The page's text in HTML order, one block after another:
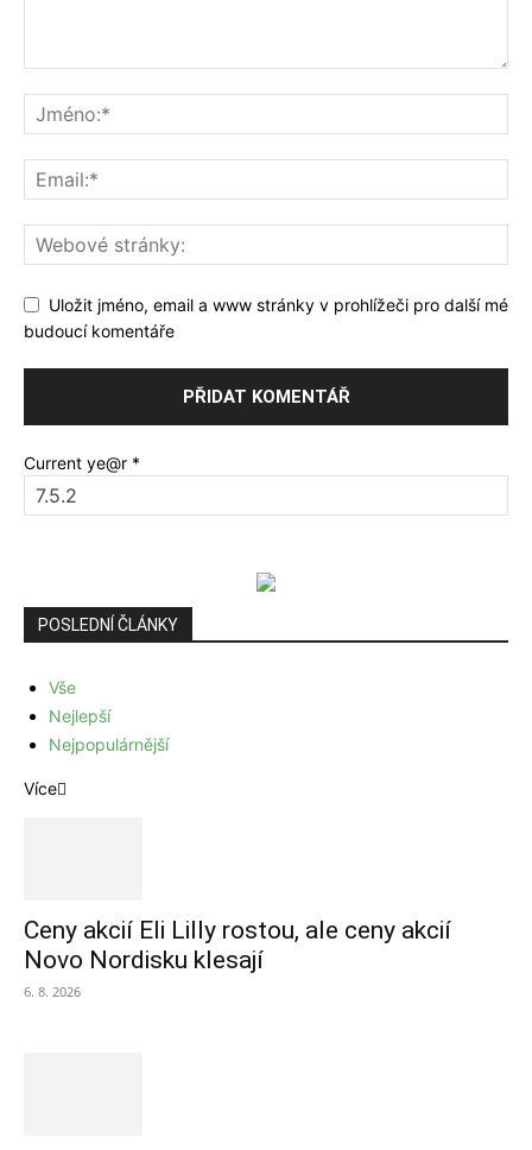
Uložit jméno, email a www stránky v prohlížeči pro další mé
budoucí komentáře
Current ye@r *
POSLEDNÍ ČLÁNKY
Vše
Nejlepší
Nejpopulárnější
Více
Ceny akcií Eli Lilly rostou, ale ceny akcií
Novo Nordisku klesají
6. 8. 2026